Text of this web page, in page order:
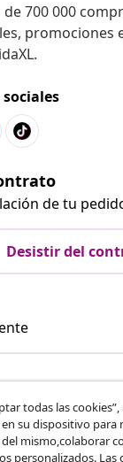
de 700 000
promociones
de tu
Desistir del
todas las
su dispositivo para
mismo,colaborar
personalizados. Las